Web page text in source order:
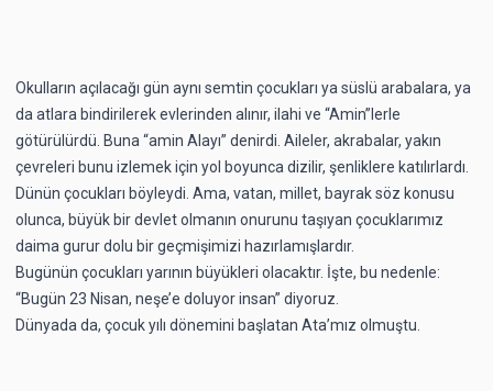
Okulların açılacağı gün aynı semtin çocukları ya süslü arabalara, ya
da atlara bindirilerek evlerinden alınır, ilahi ve “Amin”lerle
götürülürdü. Buna “amin Alayı” denirdi. Aileler, akrabalar, yakın
çevreleri bunu izlemek için yol boyunca dizilir, şenliklere katılırlardı.
Dünün çocukları böyleydi. Ama, vatan, millet, bayrak söz konusu
olunca, büyük bir devlet olmanın onurunu taşıyan çocuklarımız
daima gurur dolu bir geçmişimizi hazırlamışlardır.
Bugünün çocukları yarının büyükleri olacaktır. İşte, bu nedenle:
“Bugün 23 Nisan, neşe’e doluyor insan” diyoruz.
Dünyada da, çocuk yılı dönemini başlatan Ata’mız olmuştu.